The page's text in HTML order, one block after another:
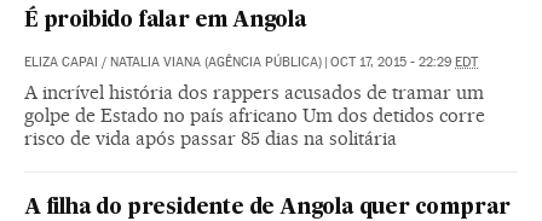
É proibido falar em Angola
ELIZA CAPAI / NATALIA VIANA (AGÊNCIA PÚBLICA) | OCT 17, 2015 - 22:29 EDT
A incrível história dos rappers acusados de tramar um
golpe de Estado no país africano Um dos detidos corre
risco de vida após passar 85 dias na solitária
A filha do presidente de Angola quer comprar